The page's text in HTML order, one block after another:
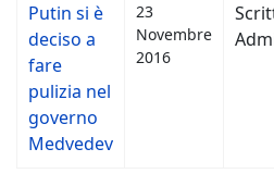
Putin si è
deciso a
fare
pulizia nel
governo
Medvedev
23
Novembre
2016